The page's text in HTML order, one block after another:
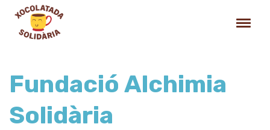
Fundació Alchimia
Solidària